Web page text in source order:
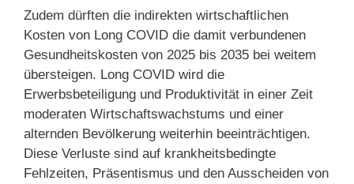
Zudem dürften die indirekten wirtschaftlichen
Kosten von Long COVID die damit verbundenen
Gesundheitskosten von 2025 bis 2035 bei weitem
übersteigen. Long COVID wird die
Erwerbsbeteiligung und Produktivität in einer Zeit
moderaten Wirtschaftswachstums und einer
alternden Bevölkerung weiterhin beeinträchtigen.
Diese Verluste sind auf krankheitsbedingte
Fehlzeiten, Präsentismus und den Ausscheiden von